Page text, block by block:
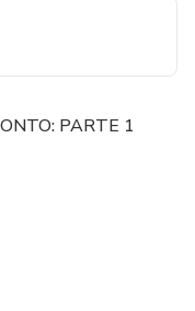
PARTE 1